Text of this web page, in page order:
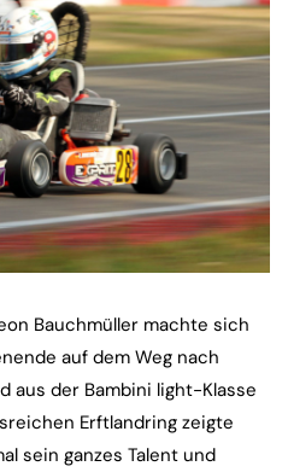
Bauchmüller machte sich
auf dem Weg nach
aus der Bambini light-Klasse
Erftlandring zeigte
sein ganzes Talent und